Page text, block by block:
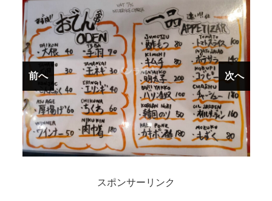
前へ 次へ
前へ 次へ
スポンサーリンク